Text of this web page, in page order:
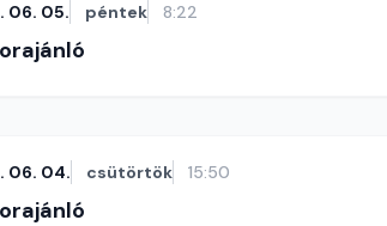
06. 05. péntek 8:22
06. 04. csütörtök 15:50